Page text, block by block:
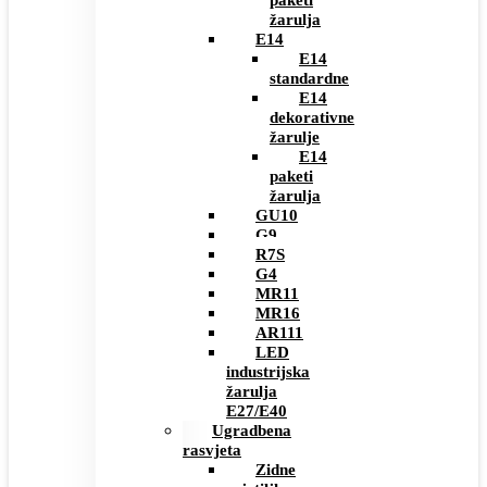
žarulja
E14
E14
standardne
E14
dekorativne
žarulje
E14
paketi
žarulja
GU10
G9
R7S
G4
MR11
MR16
AR111
LED
industrijska
žarulja
E27/E40
Ugradbena
rasvjeta
Zidne